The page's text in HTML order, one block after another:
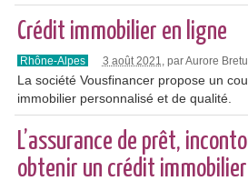
Crédit immobilier en ligne
Rhône-Alpes 3 août 2021 , par Aurore
La société Vousfinancer propose un
immobilier personnalisé et de qualité.
L’assurance de prêt,
obtenir un crédit immobilier